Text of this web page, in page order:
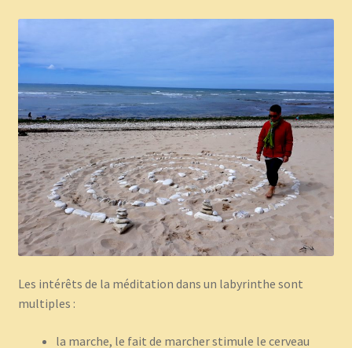
Les intérêts de la méditation dans un labyrinthe sont
multiples :
la marche, le fait de marcher stimule le cerveau